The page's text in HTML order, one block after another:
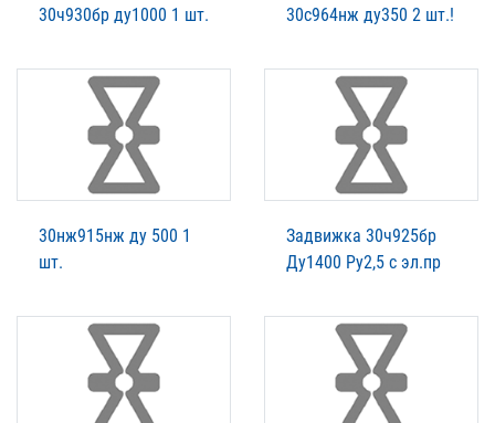
30ч930бр ду1000 1 шт. 30с964нж ду350 2 шт.!
30нж915нж ду 500 1
шт.
Задвижка 30ч925бр
Ду1400 Ру2,5 с эл.пр